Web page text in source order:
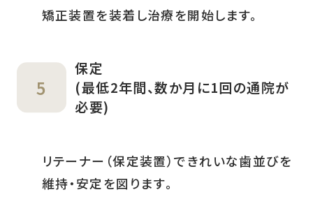
矯正装置を装着し治療を開始します。
保定
(最低2年間、数か月に1回の通院が
必要)
リテーナー（保定装置）できれいな歯並びを
維持・安定を図ります。